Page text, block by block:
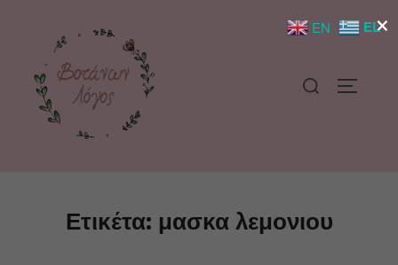
Ετικέτα: μασκα λεμονιου
×
EN EL